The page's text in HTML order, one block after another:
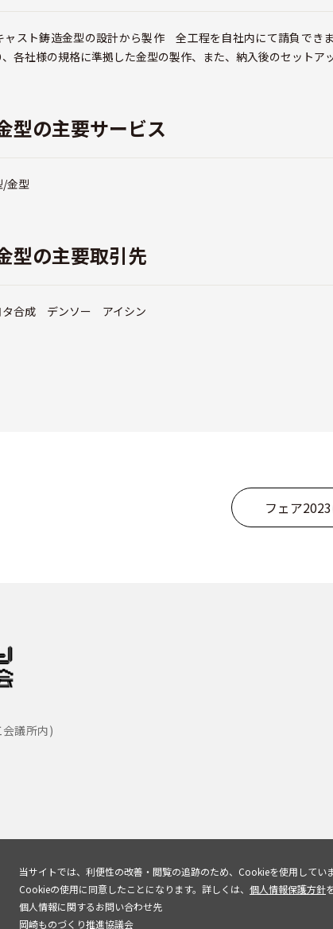
スト鋳造金型の設計から製作 全工程を自社内にて請負でき
各社様の規格に準拠した金型の製作、また、納入後のセットア
型の主要サービス
金型
型の主要取引先
合成 デンソー アイシン
フェア
議所内)
当サイトでは、利便性の改善・閲覧の追跡のため、Cookieを使用してい
Cookieの使用に同意したことになります。詳しくは、 個人情報保護方針
個人情報に関するお問い合わせ先
岡崎ものづくり推進協議会